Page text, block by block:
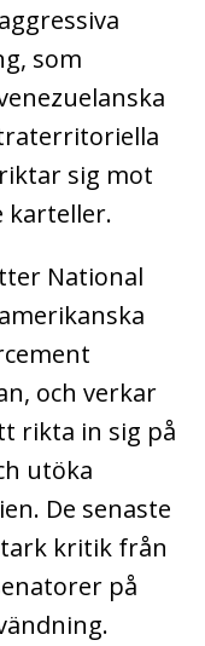
som
sig mot
karteller.
National
och verkar
rikta in sig på
utöka
De senaste
kritik från
på